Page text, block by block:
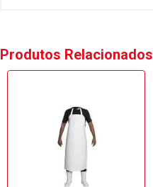
Produtos Relacionados